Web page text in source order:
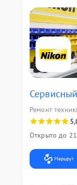
Ремонт
Открыто до
Маршрут